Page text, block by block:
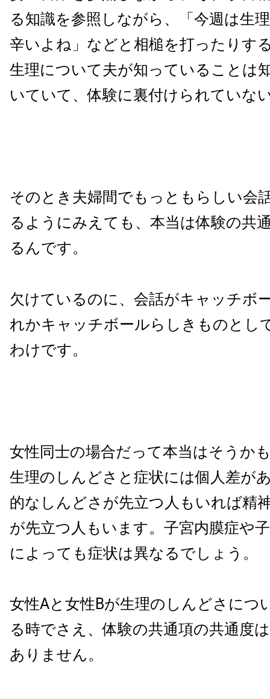
る知識を参照しながら、「今週は生
辛いよね」などと相槌を打ったりす
生理について夫が知っていることは
いていて、体験に裏付けられていな
そのとき夫婦間でもっともらしい会
るようにみえても、本当は体験の共
るんです。
欠けているのに、会話がキャッチボ
れかキャッチボールらしきものとし
わけです。
女性同士の場合だって本当はそうか
生理のしんどさと症状には個人差が
的なしんどさが先立つ人もいれば精
が先立つ人もいます。子宮内膜症や
によっても症状は異なるでしょう。
女性Aと女性Bが生理のしんどさにつ
る時でさえ、体験の共通項の共通度
ありません。